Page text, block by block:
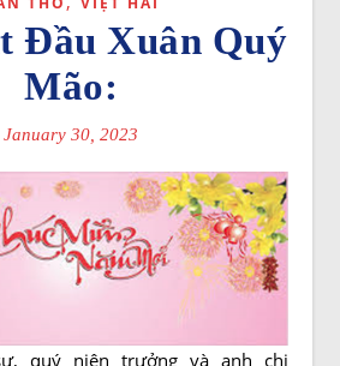
Đầu Xuân Quý
Mão:
January 30, 2023